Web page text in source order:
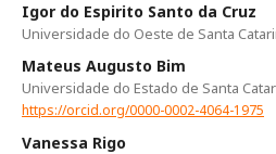
Igor do Espirito Santo da Cruz
Universidade do Oeste de Santa
Mateus Augusto Bim
Universidade do Estado de Santa
https://orcid.org/0000-0002-4064-1975
Vanessa Rigo